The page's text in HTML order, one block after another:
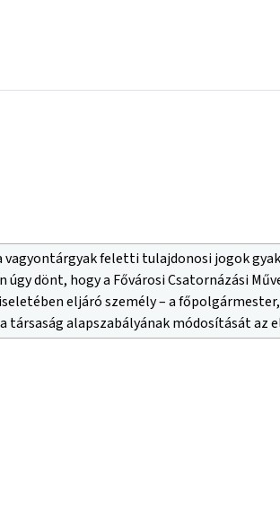
feletti tulajdonosi jogok
dönt, hogy a Fővárosi Csatornázási
eljáró személy – a
társaság alapszabályának módosítását